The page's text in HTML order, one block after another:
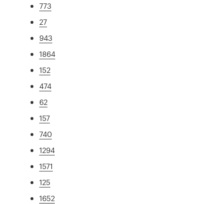
773
27
943
1864
152
474
62
157
740
1294
1571
125
1652